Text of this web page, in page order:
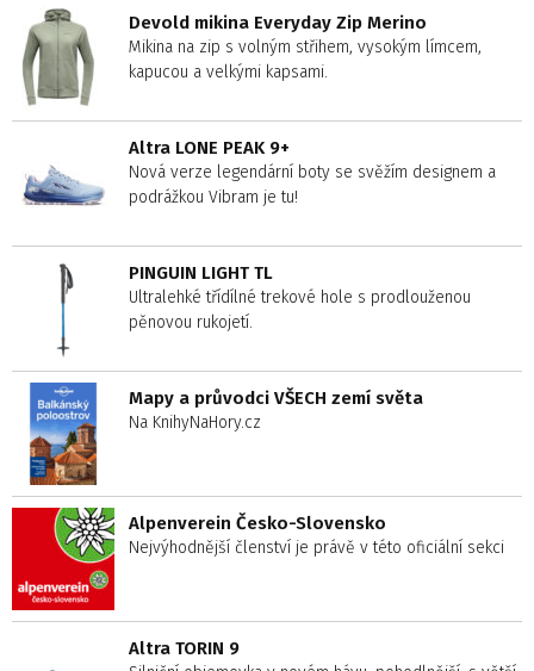
Devold mikina Everyday Zip Merino
Mikina na zip s volným střihem, vysokým límcem,
kapucou a velkými kapsami.
Altra LONE PEAK 9+
Nová verze legendární boty se svěžím designem a
podrážkou Vibram je tu!
PINGUIN LIGHT TL
Ultralehké třídílné trekové hole s prodlouženou
pěnovou rukojetí.
Mapy a průvodci VŠECH zemí světa
Na KnihyNaHory.cz
Alpenverein Česko-Slovensko
Nejvýhodnější členství je právě v této oficiální sekci
Altra TORIN 9